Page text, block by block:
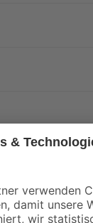
und Aktionen